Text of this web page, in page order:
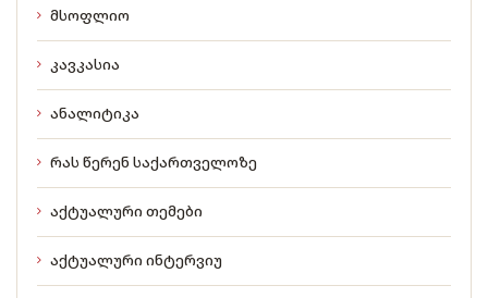
მსოფლიო
კავკასია
ანალიტიკა
რას წერენ საქართველოზე
აქტუალური თემები
აქტუალური ინტერვიუ